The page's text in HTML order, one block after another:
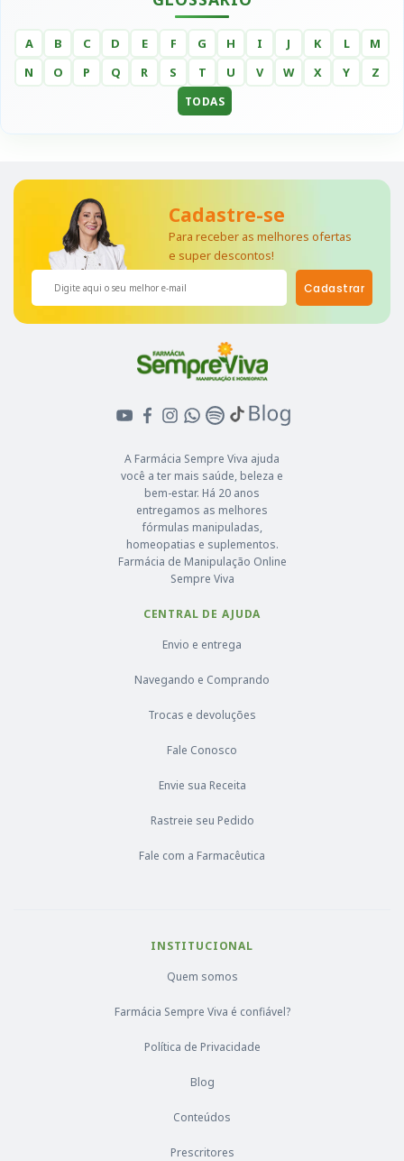
A B C D E F G H I J K L
M
N
O P Q R S T U V W X Y Z
TODAS
A Farmácia Sempre Viva ajuda
você a ter mais saúde, beleza e
bem-estar. Há 20 anos
entregamos as melhores
fórmulas manipuladas,
homeopatias e suplementos.
Farmácia de Manipulação Online
Sempre Viva
CENTRAL DE AJUDA
Envio e entrega
Navegando e Comprando
Trocas e devoluções
Fale Conosco
Envie sua Receita
Rastreie seu Pedido
Fale com a Farmacêutica
INSTITUCIONAL
Quem somos
Farmácia Sempre Viva é confiável?
Política de Privacidade
Blog
Conteúdos
Prescritores
Cadastre-se
Para receber as melhores ofertas
e super descontos!
Cadastrar